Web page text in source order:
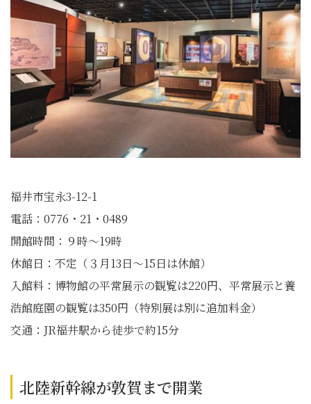
福井市宝永3-12-1
電話：0776・21・0489
開館時間：９時〜19時
休館日：不定（３月13日〜15日は休館）
入館料：博物館の平常展示の観覧は220円、平常展示と養
浩館庭園の観覧は350円（特別展は別に追加料金）
交通：JR福井駅から徒歩で約15分
北陸新幹線が敦賀まで開業